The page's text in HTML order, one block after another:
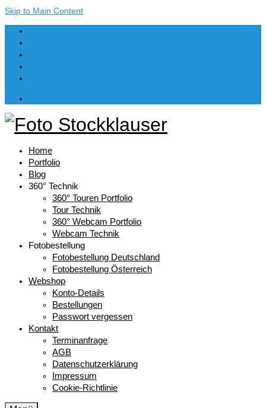
Skip to Main Content
Home
Portfolio
Blog
360° Technik
360° Touren Portfolio
Tour Technik
360° Webcam Portfolio
Webcam Technik
Fotobestellung
Fotobestellung Deutschland
Fotobestellung Österreich
Webshop
Konto-Details
Bestellungen
Passwort vergessen
Kontakt
Terminanfrage
AGB
Datenschutzerklärung
Impressum
Cookie-Richtlinie